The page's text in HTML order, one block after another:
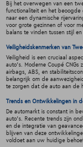
Bij het overwegen van een
functionaliteit en het beoogde
naar een dynamische
voor grote gezinnen of voor
balans te vinden tussen stijl
Veiligheidskenmerken van
Veiligheid is een cruciaal
auto's. Moderne Coupé CNGs
airbags, ABS, en
belangrijk om de
te zorgen dat de auto aan de
Trends en Ontwikkelingen in
De automarkt is constant in
auto's. Recente trends zijn
en de integratie van
blijven van deze
voldoet aan uw huidige